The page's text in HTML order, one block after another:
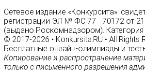
Сетевое издание «Конкурсита»:
регистрации ЭЛ № ФС 77 - 70172 от
(выдано Роскомнадзором). Категория
© 2017-2026 • Konkursita.RU • All Rights
Бесплатные онлайн-олимпиады и
Копирование и распространение
только с письменного разрешения